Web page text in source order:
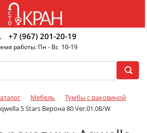
+7 (967) 201-20-19
работы: Пн - Вс 10-19
Мебель
Тумбы с раковиной
5 Stars Верона 80 Ver.01.08/W